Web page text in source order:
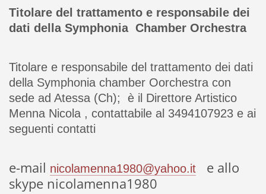
Titolare del trattamento e responsabile dei
dati della Symphonia Chamber Orchestra
Titolare e responsabile del trattamento dei dati
della Symphonia chamber Oorchestra con
sede ad Atessa (Ch); è il Direttore Artistico
Menna Nicola , contattabile al 3494107923 e ai
seguenti contatti
e-mail nicolamenna1980@yahoo.ite allo
skype nicolamenna1980